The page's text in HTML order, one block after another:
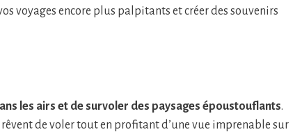
voyages encore plus palpitants et créer des souvenirs
les airs et de survoler des paysages époustouflants.
de voler tout en profitant d’une vue imprenable sur